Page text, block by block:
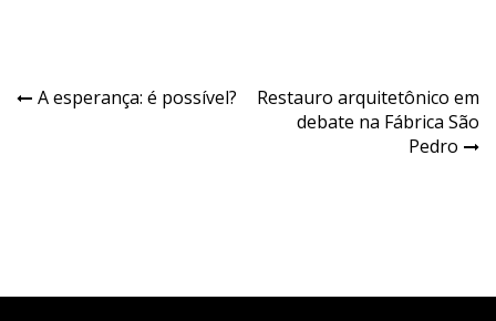
Navegação
A esperança: é possível?
Restauro arquitetônico em
debate na Fábrica São
Pedro